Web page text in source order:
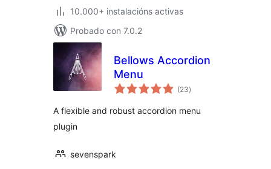
10.000+ instalacións activas
Probado con 7.0.2
Bellows Accordion
Menu
(23valoracións
totais
)
A flexible and robust accordion menu
plugin
sevenspark